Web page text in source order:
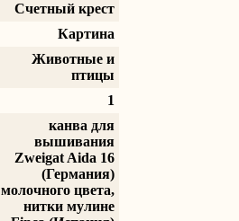
Счетный крест
Картина
Животные и
птицы
1
канва для
вышивания
Zweigat Aida 16
(Германия)
молочного цвета,
нитки мулине